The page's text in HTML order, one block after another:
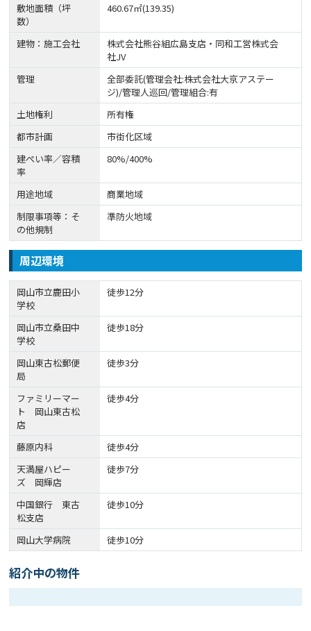
敷地面積（坪
数）
460.67㎡(139.35)
建物：施工会社
株式会社熊谷組広島支店・同和工営株式会
社JV
管理
全部委託(管理会社:株式会社大京アステー
ジ)/管理人巡回/管理組合:有
土地権利
所有権
都市計画
市街化区域
建ぺい率／容積
率
80%/400%
用途地域
商業地域
制限事項等：そ
の他規制
準防火地域
周辺環境
岡山市立鹿田小
学校
徒歩12分
岡山市立桑田中
学校
徒歩18分
岡山東古松郵便
局
徒歩3分
ファミリーマー
ト 岡山東古松
店
徒歩4分
藤原内科
徒歩4分
天満屋ハピー
ズ 岡輝店
徒歩7分
中国銀行 東古
松支店
徒歩10分
岡山大学病院 徒歩10分
紹介中の物件